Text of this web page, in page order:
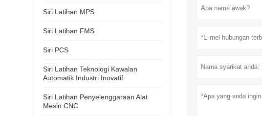
Siri Latihan MPS
Siri Latihan FMS
Siri PCS
Siri Latihan Teknologi Kawalan
Automatik Industri Inovatif
Siri Latihan Penyelenggaraan Alat
Mesin CNC